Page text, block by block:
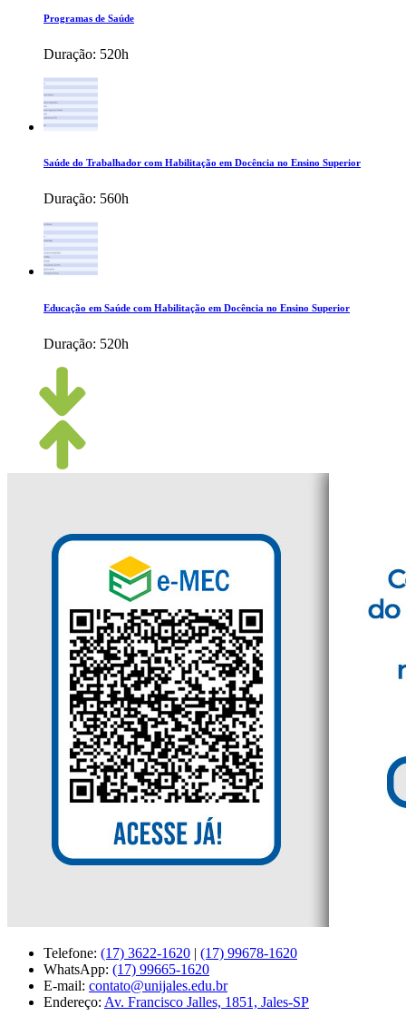
Programas de Saúde
Duração: 520h
Saúde do Trabalhador com Habilitação em Docência no Ensino Superior
Duração: 560h
Educação em Saúde com Habilitação em Docência no Ensino Superior
Duração: 520h
Telefone: (17) 3622-1620 | (17) 99678-1620
WhatsApp: (17) 99665-1620
E-mail: contato@unijales.edu.br
Endereço: Av. Francisco Jalles, 1851, Jales-SP